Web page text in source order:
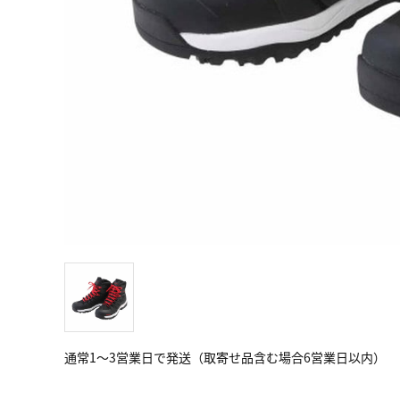
通常1～3営業日で発送（取寄せ品含む場合6営業日以内）